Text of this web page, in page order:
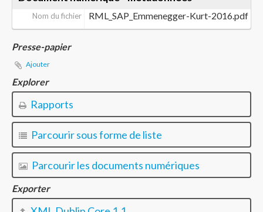
Nom du fichier RML_SAP_Emmenegger-Kurt-2016.pdf
Presse-papier
Ajouter
Explorer
Rapports
Parcourir sous forme de liste
Parcourir les documents numériques
Exporter